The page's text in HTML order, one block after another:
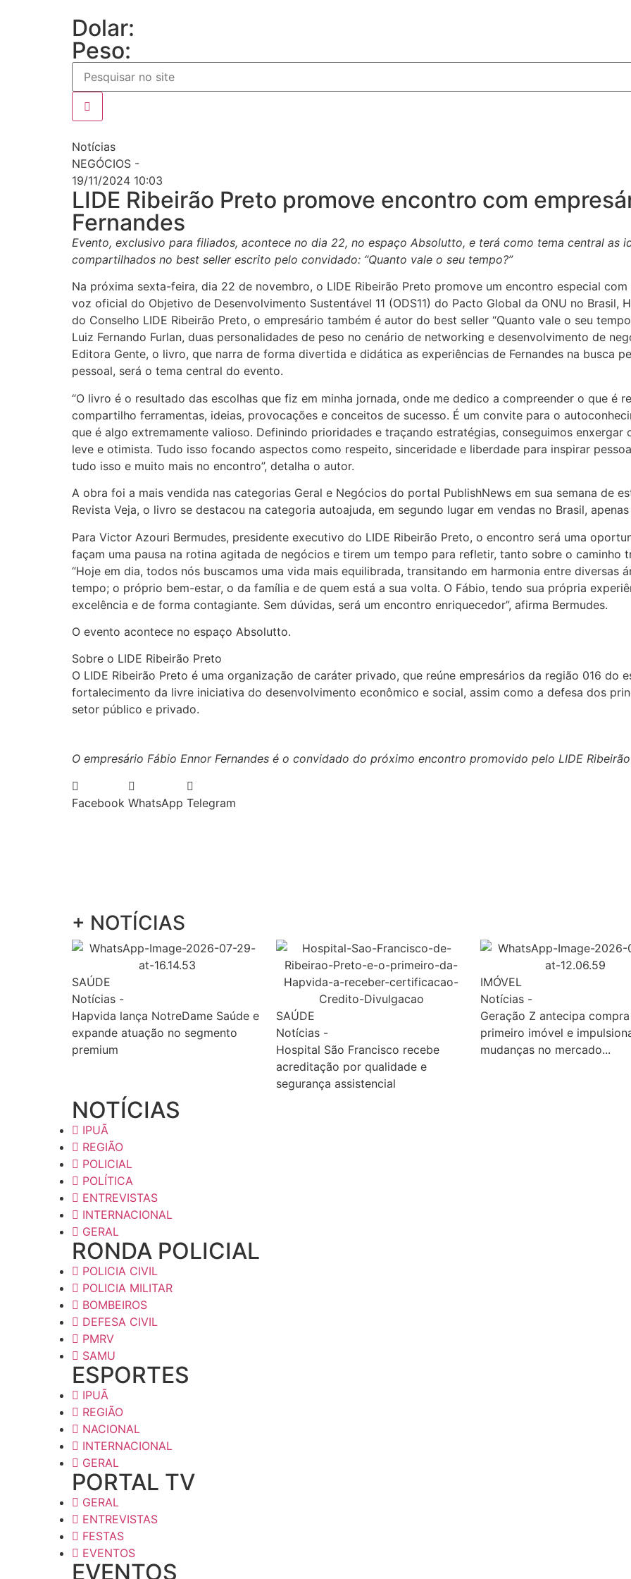
Dolar:
Peso:
Notícias
NEGÓCIOS -
19/11/2024 10:03
LIDE Ribeirão Preto promove encontro com
Fernandes
Evento, exclusivo para filiados, acontece no dia 22, no espaço Absolutto, e terá como tema central as
compartilhados no best seller escrito pelo convidado: “Quanto vale o seu tempo?”
Na próxima sexta-feira, dia 22 de novembro, o LIDE Ribeirão Preto promove um encontro especial
voz oficial do Objetivo de Desenvolvimento Sustentável 11 (ODS11) do Pacto Global da ONU no Brasil,
do Conselho LIDE Ribeirão Preto, o empresário também é autor do best seller “Quanto vale o seu
Luiz Fernando Furlan, duas personalidades de peso no cenário de networking e desenvolvimento de
Editora Gente, o livro, que narra de forma divertida e didática as experiências de Fernandes na busca
pessoal, será o tema central do evento.
“O livro é o resultado das escolhas que fiz em minha jornada, onde me dedico a compreender o que é
compartilho ferramentas, ideias, provocações e conceitos de sucesso. É um convite para o
que é algo extremamente valioso. Definindo prioridades e traçando estratégias, conseguimos enxergar
leve e otimista. Tudo isso focando aspectos como respeito, sinceridade e liberdade para inspirar
tudo isso e muito mais no encontro”, detalha o autor.
A obra foi a mais vendida nas categorias Geral e Negócios do portal PublishNews em sua semana de
Revista Veja, o livro se destacou na categoria autoajuda, em segundo lugar em vendas no Brasil,
Para Victor Azouri Bermudes, presidente executivo do LIDE Ribeirão Preto, o encontro será uma
façam uma pausa na rotina agitada de negócios e tirem um tempo para refletir, tanto sobre o caminho
“Hoje em dia, todos nós buscamos uma vida mais equilibrada, transitando em harmonia entre diversas
tempo; o próprio bem-estar, o da família e de quem está a sua volta. O Fábio, tendo sua própria
excelência e de forma contagiante. Sem dúvidas, será um encontro enriquecedor”, afirma Bermudes.
O evento acontece no espaço Absolutto.
Sobre o LIDE Ribeirão Preto
O LIDE Ribeirão Preto é uma organização de caráter privado, que reúne empresários da região 016 do
fortalecimento da livre iniciativa do desenvolvimento econômico e social, assim como a defesa dos
setor público e privado.
O empresário Fábio Ennor Fernandes é o convidado do próximo encontro promovido pelo LIDE
Facebook WhatsApp Telegram
+ NOTÍCIAS
SAÚDE
Notícias -
Hapvida lança NotreDame Saúde e
expande atuação no segmento
premium
SAÚDE
Notícias -
Hospital São Francisco recebe
acreditação por qualidade e
segurança assistencial
IMÓVEL
Notícias -
Geração Z antecipa
primeiro imóvel e
mudanças no mercado...
NOTÍCIAS
IPUÃ
REGIÃO
POLICIAL
POLÍTICA
ENTREVISTAS
INTERNACIONAL
GERAL
RONDA POLICIAL
POLICIA CIVIL
POLICIA MILITAR
BOMBEIROS
DEFESA CIVIL
PMRV
SAMU
ESPORTES
IPUÃ
REGIÃO
NACIONAL
INTERNACIONAL
GERAL
PORTAL TV
GERAL
ENTREVISTAS
FESTAS
EVENTOS
EVENTOS